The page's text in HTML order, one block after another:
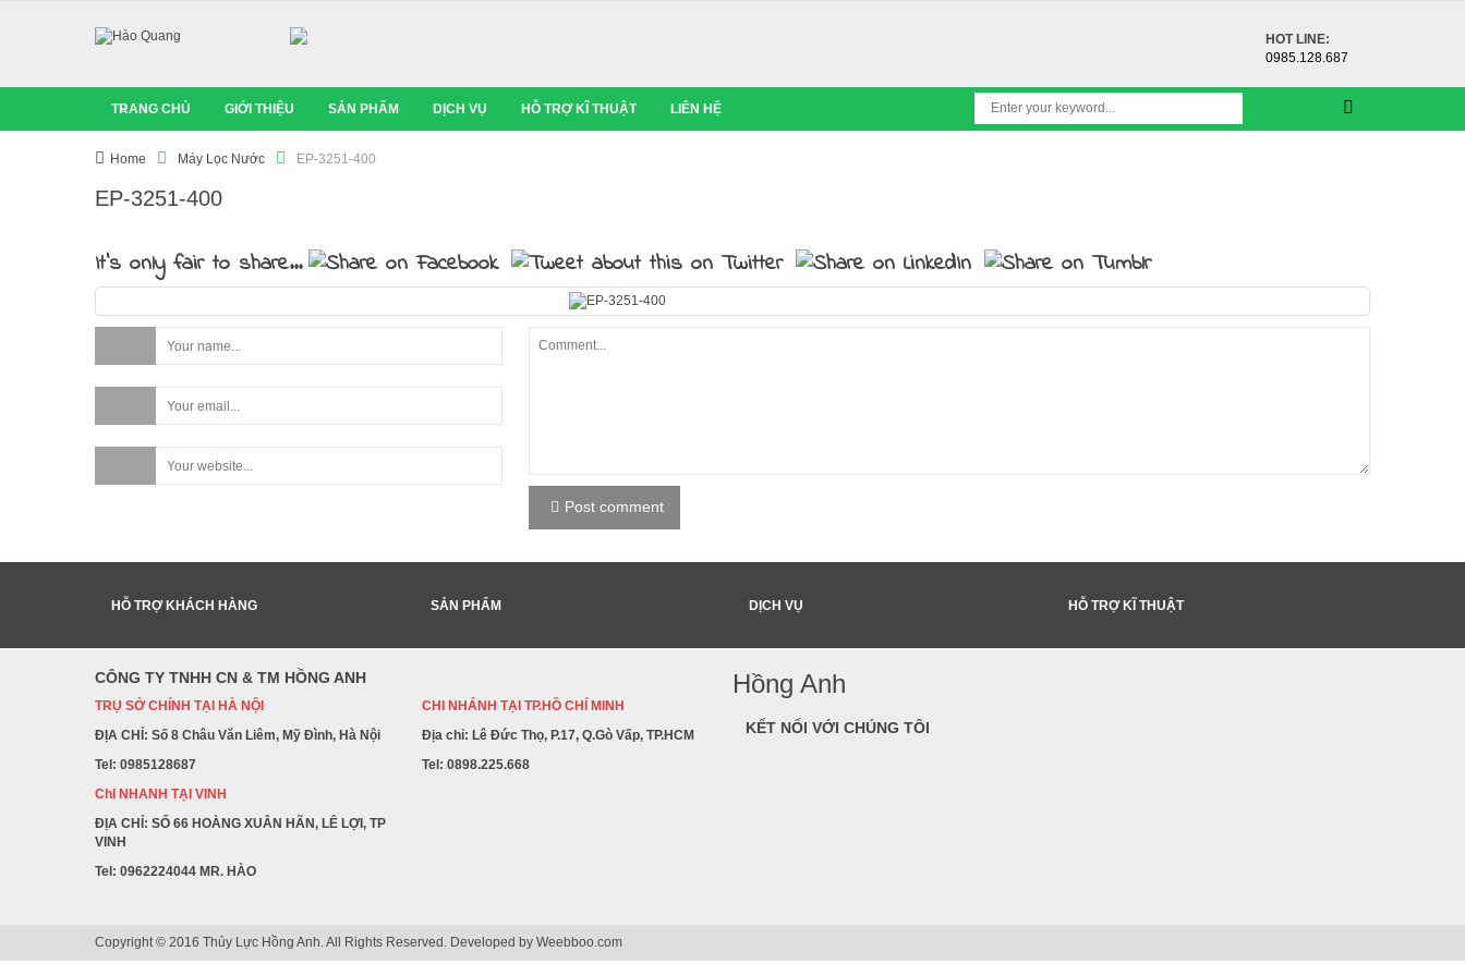
HOT LINE:
0985.128.687
TRANG CHỦ GIỚI THIỆU SẢN PHẨM DỊCH VỤ HỖ TRỢ KĨ THUẬT LIÊN HỆ
Home Máy Lọc Nước EP-3251-400
EP-3251-400
It's only fair to share...
Post comment
HỖ TRỢ KHÁCH HÀNG SẢN PHẨM DỊCH VỤ HỖ TRỢ KĨ THUẬT
CÔNG TY TNHH CN & TM HỒNG ANH
TRỤ SỞ CHÍNH TẠI HÀ NỘI
ĐỊA CHỈ: Số 8 Châu Văn Liêm, Mỹ Đình, Hà Nội
Tel: 0985128687
ChI NHANH TẠI VINH
ĐỊA CHỈ: SỐ 66 HOÀNG XUÂN HÃN, LÊ LỢI, TP
VINH
Tel: 0962224044 MR. HÀO
CHI NHÁNH TẠI TP.HỒ CHÍ MINH
Địa chỉ: Lê Đức Thọ, P.17, Q.Gò Vấp, TP.HCM
Tel: 0898.225.668
Hồng Anh
KẾT NỐI VỚI CHÚNG TÔI
Copyright © 2016 Thủy Lực Hồng Anh. All Rights Reserved. Developed by Weebboo.com